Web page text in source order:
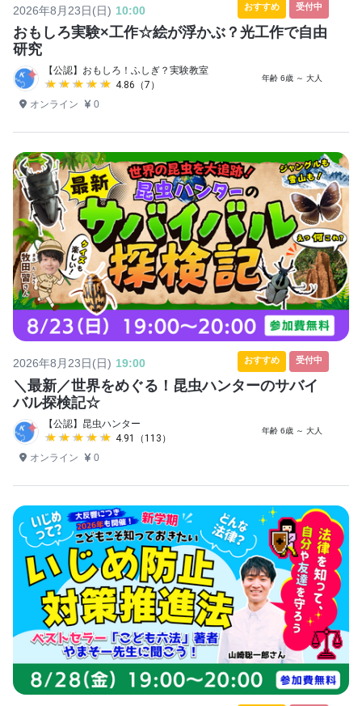
2026年8月23日(日) 10:00 おすすめ 受付中
おもしろ実験×工作☆絵が浮かぶ？光工作で自由
研究
【公認】おもしろ！ふしぎ？実験教室
★★★★★
★★★★★ 4.86（7） 年齢 6歳 ～ 大人
オンライン 0
2026年8月23日(日) 19:00 おすすめ 受付中
＼最新／世界をめぐる！昆虫ハンターのサバイ
バル探検記☆
【公認】昆虫ハンター
★★★★★
★★★★★ 4.91（113） 年齢 6歳 ～ 大人
オンライン 0